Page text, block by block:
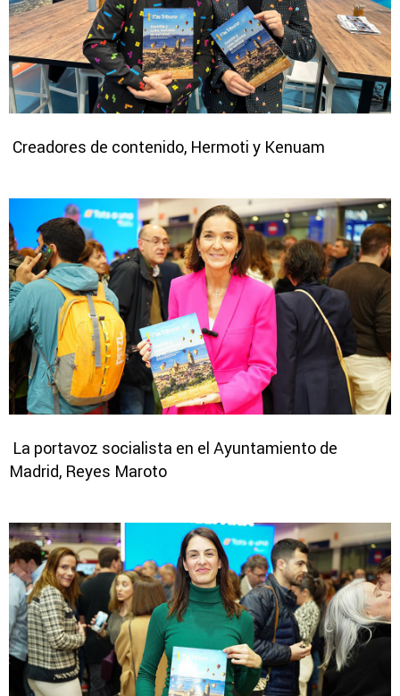
Creadores de contenido, Hermoti y Kenuam
La portavoz socialista en el Ayuntamiento de
Madrid, Reyes Maroto